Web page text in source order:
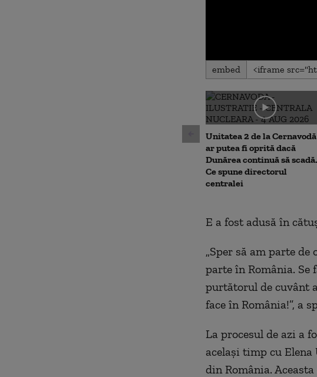
0
seconds
0
secondsVolume
90%
embed
Unitatea 2 de la Cernavodă
ar putea fi oprită dacă
Dunărea continuă să scadă.
Ce spune directorul
centralei
E a fost adusă în
„Sper să am parte de
parte în România.
purtătorul de cuvânt
face în România!”, a
La procesul de azi a
același timp cu
din România.